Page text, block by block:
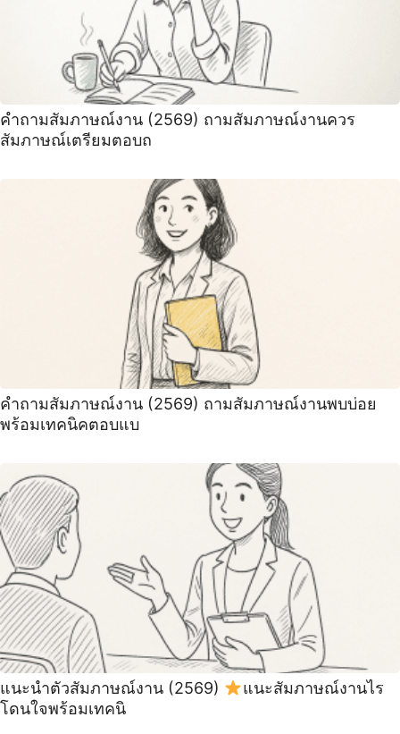
คําถามสัมภาษณ์งาน (2569) ถามสัมภาษณ์งานควร
สัมภาษณ์เตรียมตอบถ
คำถามสัมภาษณ์งาน (2569) ถามสัมภาษณ์งานพบบ่อย
พร้อมเทคนิคตอบแบ
แนะนําตัวสัมภาษณ์งาน (2569)
แนะสัมภาษณ์งานไร
โดนใจพร้อมเทคนิ